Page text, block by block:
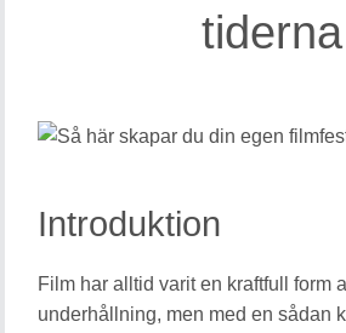
tiderna
Introduktion
Film har alltid varit en kraftfull form
underhållning, men med en sådan